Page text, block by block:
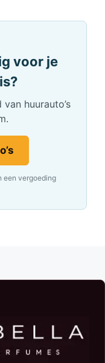
voor je
huurauto’s
een vergoeding